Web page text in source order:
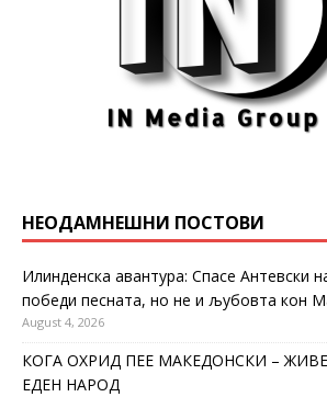
НЕОДАМНЕШНИ ПОСТОВИ
Илинденска авантура: Спасе Антевски
победи песната, но не и љубовта кон
August 4, 2026
КОГА ОХРИД ПЕЕ МАКЕДОНСКИ –
ЕДЕН НАРОД